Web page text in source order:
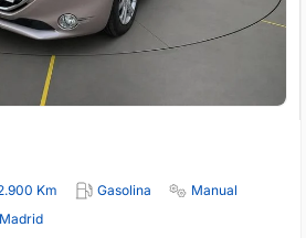
Km Gasolina
Manual
Madrid